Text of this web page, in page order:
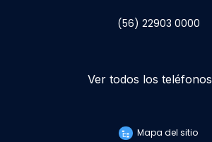
(56) 22903 0000
Ver todos los teléfonos
Mapa del sitio